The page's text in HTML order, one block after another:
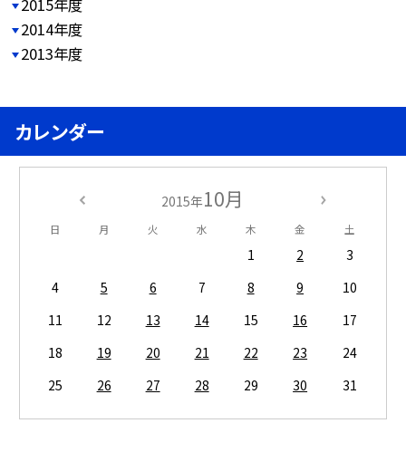
2015年度
2014年度
2013年度
カレンダー
2015年10月
日 月 火 水 木 金 土
1 2
3
4
5 6 7 8 9
10
11
12 13 14 15 16
17
18
19 20 21 22 23
24
25
26 27 28 29 30 31